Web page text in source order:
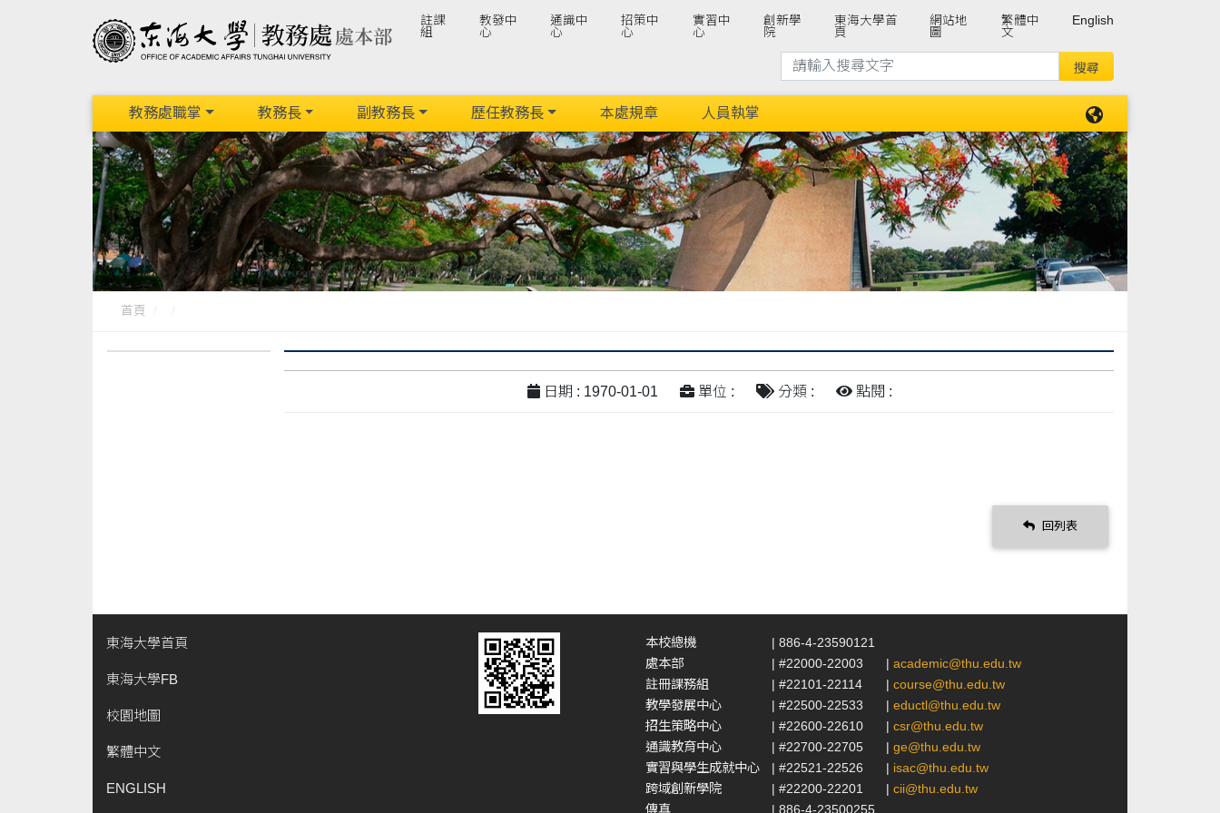
註課
組
教發中
心
通識中
心
招策中
心
實習中
心
創新學
院
東海大學首
頁
網站地
圖
繁體中
文
English
教務處職掌 教務長 副教務長 歷任教務長 本處規章 人員執掌
首頁
日期 : 1970-01-01 單位 : 分類 : 點閱 :
回列表
東海大學首頁
東海大學FB
校園地圖
繁體中文
ENGLISH
本校總機
| 886-4-23590121
處本部
| #22000-22003 | academic@thu.edu.tw
註冊課務組
| #22101-22114 | course@thu.edu.tw
教學發展中心
| #22500-22533 | eductl@thu.edu.tw
招生策略中心
| #22600-22610 | csr@thu.edu.tw
通識教育中心
| #22700-22705 | ge@thu.edu.tw
實習與學生成就中心
| #22521-22526 | isac@thu.edu.tw
跨域創新學院
| #22200-22201 | cii@thu.edu.tw
傳真
| 886-4-23500255